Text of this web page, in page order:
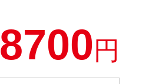
8700円